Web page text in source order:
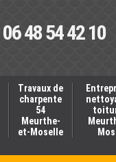
06 48 54 42 10
Travaux de
charpente
54
Meurthe-
et-Moselle